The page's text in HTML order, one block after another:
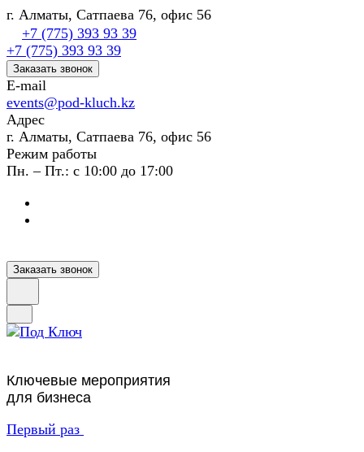
г. Алматы, Сатпаева 76, офис 56
+7 (775) 393 93 39
+7 (775) 393 93 39
Заказать звонок
E-mail
events@pod-kluch.kz
Адрес
г. Алматы, Сатпаева 76, офис 56
Режим работы
Пн. – Пт.: с 10:00 до 17:00
Заказать звонок
Ключевые мероприятия
для бизнеса
Первый раз